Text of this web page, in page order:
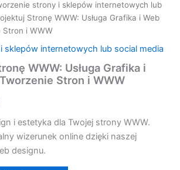
strony i sklepów internetowych lub
Stronę WWW: Usługa Grafika i Web
Stron i WWW
sklepów internetowych lub social media
WWW: Usługa Grafika i
Stron i WWW
i estetyka dla Twojej strony WWW.
wizerunek online dzięki naszej
designu.